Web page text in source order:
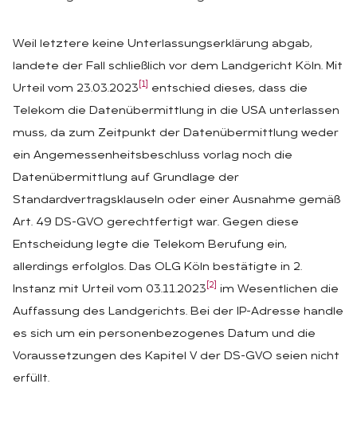
Weil letztere keine Unterlassungserklärung abgab,
landete der Fall schließlich vor dem Landgericht Köln. Mit
Urteil vom 23.03.2023 [1]
entschied dieses, dass die
Telekom die Datenübermittlung in die USA unterlassen
muss, da zum Zeitpunkt der Datenübermittlung weder
ein Angemessenheitsbeschluss vorlag noch die
Datenübermittlung auf Grundlage der
Standardvertragsklauseln oder einer Ausnahme gemäß
Art. 49 DS-GVO gerechtfertigt war. Gegen diese
Entscheidung legte die Telekom Berufung ein,
allerdings erfolglos. Das OLG Köln bestätigte in 2.
Instanz mit Urteil vom 03.11.2023 [2]
im Wesentlichen die
Auffassung des Landgerichts. Bei der IP-Adresse handle
es sich um ein personenbezogenes Datum und die
Voraussetzungen des Kapitel V der DS-GVO seien nicht
erfüllt.